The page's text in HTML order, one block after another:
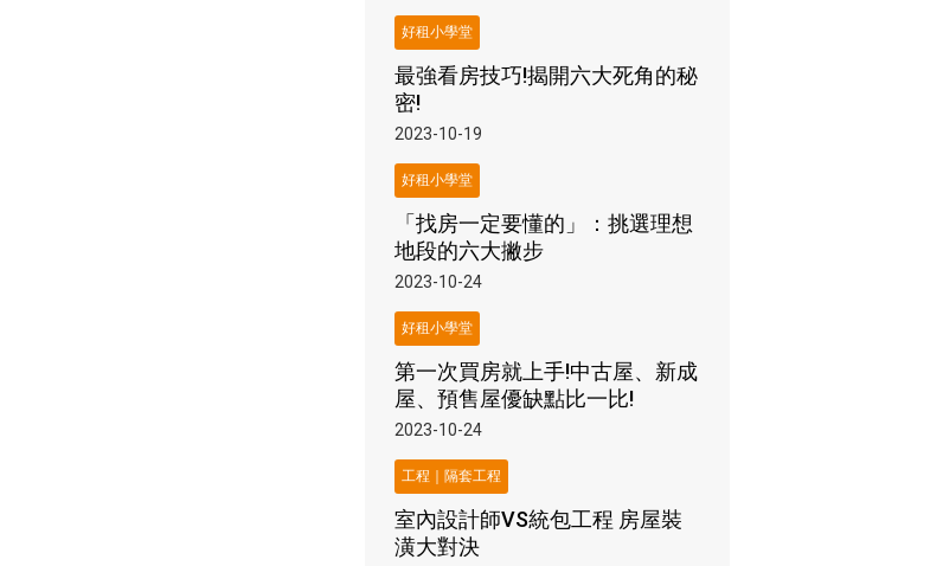
好租小學堂
最強看房技巧!揭開六大死角的秘
密!
2023-10-19
好租小學堂
「找房一定要懂的」：挑選理想
地段的六大撇步
2023-10-24
好租小學堂
第一次買房就上手!中古屋、新成
屋、預售屋優缺點比一比!
2023-10-24
工程｜隔套工程
室內設計師VS統包工程 房屋裝
潢大對決